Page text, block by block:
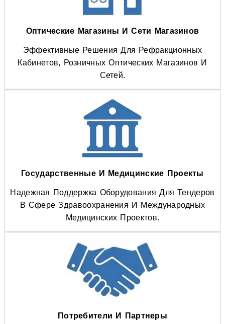
Оптические Магазины И Сети Магазинов
Эффективные Решения Для Рефракционных
Кабинетов, Розничных Оптических Магазинов И
Сетей.
Государственные И Медицинские Проекты
Надежная Поддержка Оборудования Для Тендеров
В Сфере Здравоохранения И Международных
Медицинских Проектов.
Потребители И Партнеры